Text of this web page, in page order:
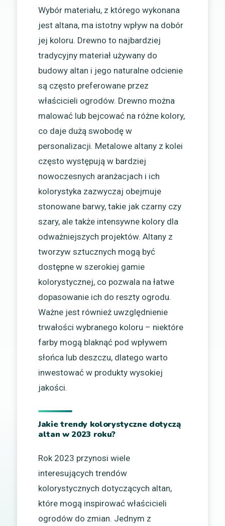
Wybór materiału, z którego wykonana
jest altana, ma istotny wpływ na dobór
jej koloru. Drewno to najbardziej
tradycyjny materiał używany do
budowy altan i jego naturalne odcienie
są często preferowane przez
właścicieli ogrodów. Drewno można
malować lub bejcować na różne kolory,
co daje dużą swobodę w
personalizacji. Metalowe altany z kolei
często występują w bardziej
nowoczesnych aranżacjach i ich
kolorystyka zazwyczaj obejmuje
stonowane barwy, takie jak czarny czy
szary, ale także intensywne kolory dla
odważniejszych projektów. Altany z
tworzyw sztucznych mogą być
dostępne w szerokiej gamie
kolorystycznej, co pozwala na łatwe
dopasowanie ich do reszty ogrodu.
Ważne jest również uwzględnienie
trwałości wybranego koloru – niektóre
farby mogą blaknąć pod wpływem
słońca lub deszczu, dlatego warto
inwestować w produkty wysokiej
jakości.
Jakie trendy kolorystyczne dotyczą
altan w 2023 roku?
Rok 2023 przynosi wiele
interesujących trendów
kolorystycznych dotyczących altan,
które mogą inspirować właścicieli
ogrodów do zmian. Jednym z